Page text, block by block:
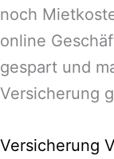
noch
online
gespart und
Versicherung
Versicherung